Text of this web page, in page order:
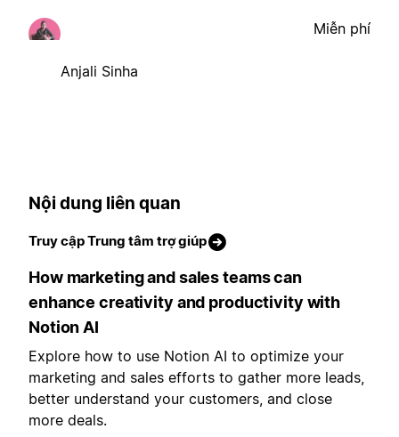
Anjali Sinha
Miễn phí
Nội dung liên quan
Truy cập Trung tâm trợ giúp
How marketing and sales teams can
enhance creativity and productivity with
Notion AI
Explore how to use Notion AI to optimize your
marketing and sales efforts to gather more leads,
better understand your customers, and close
more deals.